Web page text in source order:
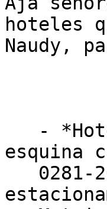
hoteles
Naudy,
esquina